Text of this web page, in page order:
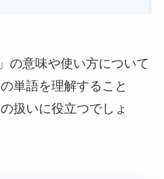
の意味や使い方について
単語を理解すること
扱いに役立つでしょ